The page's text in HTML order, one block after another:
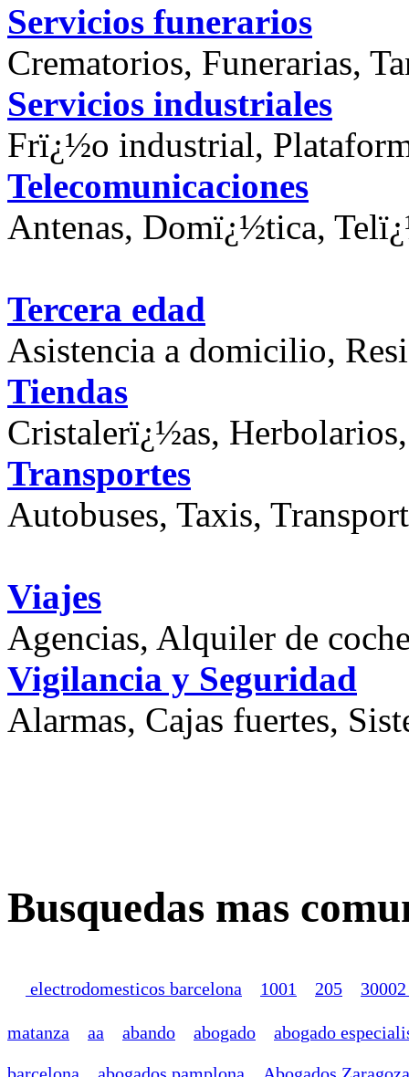
Servicios funerarios
Crematorios, Funerarias,
Servicios industriales
Frï¿½o industrial,
Telecomunicaciones
Antenas, Domï¿½tica,
Tercera edad
Asistencia a domicilio,
Tiendas
Cristalerï¿½as,
Transportes
Autobuses, Taxis,
Viajes
Agencias, Alquiler de
Vigilancia y Seguridad
Alarmas, Cajas fuertes,
Busquedas mas
electrodomesticos barcelona 1001 205
matanza aa abando abogado abogado